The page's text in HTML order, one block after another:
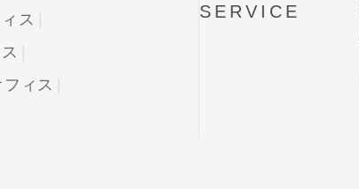
ス
ィス
SERVICE